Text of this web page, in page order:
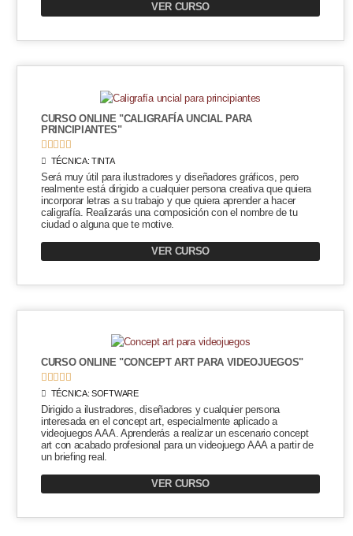
VER CURSO
CURSO ONLINE "CALIGRAFÍA UNCIAL PARA
PRINCIPIANTES"
    
TÉCNICA:TINTA
Será muy útil para ilustradores y diseñadores gráficos, pero
realmente está dirigido a cualquier persona creativa que quiera
incorporar letras a su trabajo y que quiera aprender a hacer
caligrafía. Realizarás una composición con el nombre de tu
ciudad o alguna que te motive.
VER CURSO
CURSO ONLINE "CONCEPT ART PARA VIDEOJUEGOS"
    
TÉCNICA:SOFTWARE
Dirigido a ilustradores, diseñadores y cualquier persona
interesada en el concept art, especialmente aplicado a
videojuegos AAA. Aprenderás a realizar un escenario concept
art con acabado profesional para un videojuego AAA a partir de
un briefing real.
VER CURSO